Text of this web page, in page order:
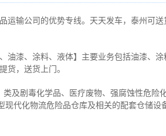
运输公司的优势专线。天天发车，泰州可
油漆、涂料、液体】主要业务包括油漆、
货，送货上门。
类及剧毒化学品、医疗废物、强腐蚀性危
现代化物流危险品仓库及相关的配套仓储